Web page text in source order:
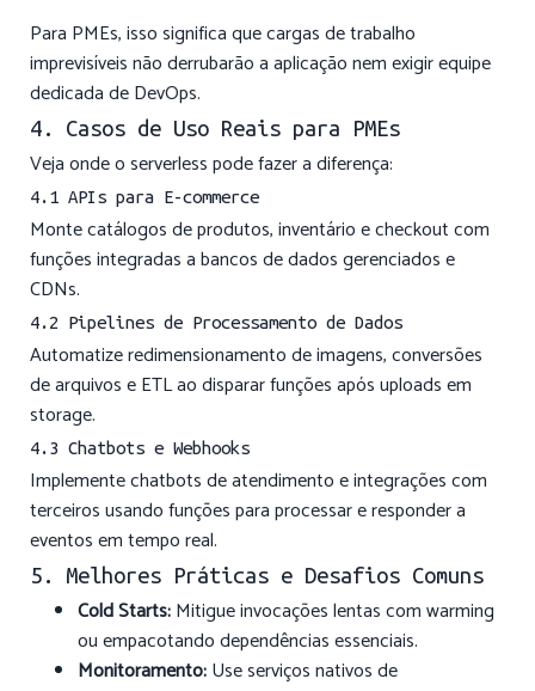
Para PMEs, isso significa que cargas de trabalho
imprevisíveis não derrubarão a aplicação nem exigir equipe
dedicada de DevOps.
4. Casos de Uso Reais para PMEs
Veja onde o serverless pode fazer a diferença:
4.1 APIs para E-commerce
Monte catálogos de produtos, inventário e checkout com
funções integradas a bancos de dados gerenciados e
CDNs.
4.2 Pipelines de Processamento de Dados
Automatize redimensionamento de imagens, conversões
de arquivos e ETL ao disparar funções após uploads em
storage.
4.3 Chatbots e Webhooks
Implemente chatbots de atendimento e integrações com
terceiros usando funções para processar e responder a
eventos em tempo real.
5. Melhores Práticas e Desafios Comuns
Cold Starts:Mitigue invocações lentas com warming
ou empacotando dependências essenciais.
Monitoramento:Use serviços nativos de